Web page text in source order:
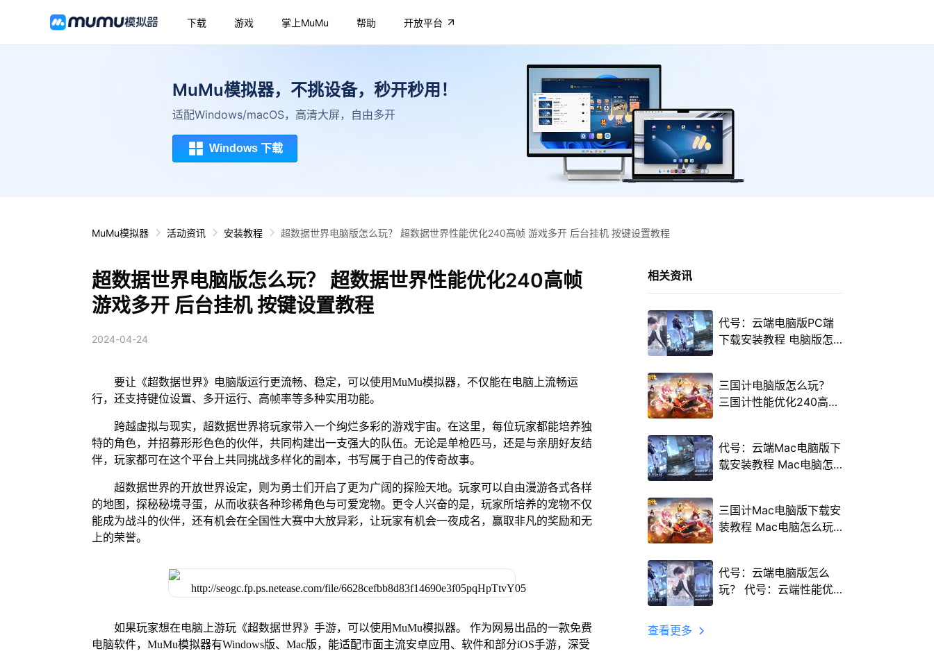
下载 游戏 掌上MuMu 帮助 开放平台
MuMu模拟器，不挑设备，秒开秒用！
适配Windows/macOS，高清大屏，自由多开
Windows 下载
MuMu模拟器 活动资讯 安装教程 超数据世界电脑版怎么玩？ 超数据世界性能优化240高帧 游戏多开 后台挂机 按键设置教程
超数据世界电脑版怎么玩？ 超数据世界性能优化240高帧
游戏多开 后台挂机 按键设置教程
2024-04-24
要让《超数据世界》电脑版运行更流畅、稳定，可以使用MuMu模拟器，不仅能在电脑上流畅运
行，还支持键位设置、多开运行、高帧率等多种实用功能。
跨越虚拟与现实，超数据世界将玩家带入一个绚烂多彩的游戏宇宙。在这里，每位玩家都能培养独
特的角色，并招募形形色色的伙伴，共同构建出一支强大的队伍。无论是单枪匹马，还是与亲朋好友结
伴，玩家都可在这个平台上共同挑战多样化的副本，书写属于自己的传奇故事。
超数据世界的开放世界设定，则为勇士们开启了更为广阔的探险天地。玩家可以自由漫游各式各样
的地图，探秘秘境寻蛋，从而收获各种珍稀角色与可爱宠物。更令人兴奋的是，玩家所培养的宠物不仅
能成为战斗的伙伴，还有机会在全国性大赛中大放异彩，让玩家有机会一夜成名，赢取非凡的奖励和无
上的荣誉。
如果玩家想在电脑上游玩《超数据世界》手游，可以使用MuMu模拟器。 作为网易出品的一款免费
电脑软件，MuMu模拟器有Windows版、Mac版，能适配市面主流安卓应用、软件和部分iOS手游，深受
相关资讯
代号：云端电脑版PC端
下载安装教程 电脑版怎
三国计电脑版怎么玩？
三国计性能优化240高帧
代号：云端Mac电脑版下
载安装教程 Mac电脑怎
三国计Mac电脑版下载安
装教程 Mac电脑怎么玩
代号：云端电脑版怎么
玩？ 代号：云端性能优
查看更多